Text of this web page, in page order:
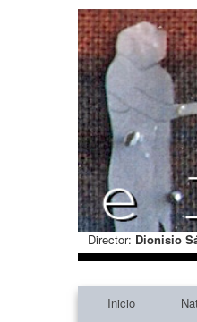
Director: Dionisio
Inicio